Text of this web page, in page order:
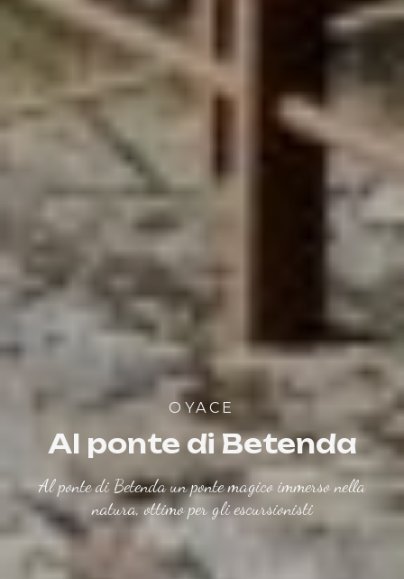
OYACE
Al ponte di Betenda
Al ponte di Betenda un ponte magico immerso nella
natura, ottimo per gli escursionisti